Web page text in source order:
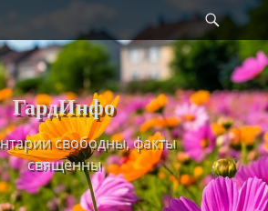
ГардИнфо
свободны, факты
священны